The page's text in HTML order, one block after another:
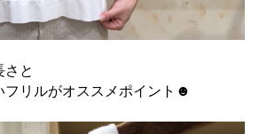
と
フリルがオススメポイント☻